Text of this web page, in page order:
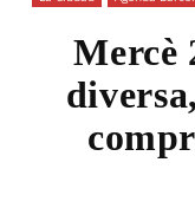
Mercè